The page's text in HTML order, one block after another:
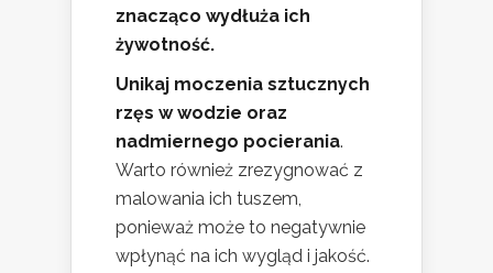
znacząco wydłuża ich
żywotność.
Unikaj moczenia sztucznych
rzęs w wodzie oraz
nadmiernego pocierania.
Warto również zrezygnować z
malowania ich tuszem,
ponieważ może to negatywnie
wpłynąć na ich wygląd i jakość.